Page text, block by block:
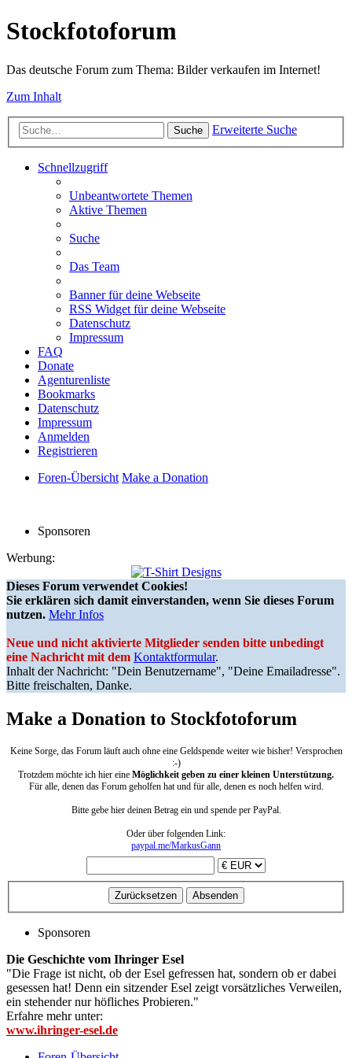
Stockfotoforum
Das deutsche Forum zum Thema: Bilder verkaufen im Internet!
Zum Inhalt
Suche Erweiterte Suche
Schnellzugriff
Unbeantwortete Themen
Aktive Themen
Suche
Das Team
Banner für deine Webseite
RSS Widget für deine Webseite
Datenschutz
Impressum
FAQ
Donate
Agenturenliste
Bookmarks
Datenschutz
Impressum
Anmelden
Registrieren
Foren-Übersicht Make a Donation
Sponsoren
Werbung:
Dieses Forum verwendet Cookies!
Sie erklären sich damit einverstanden, wenn Sie dieses Forum
nutzen. Mehr Infos
Neue und nicht aktivierte Mitglieder senden bitte unbedingt
eine Nachricht mit dem Kontaktformular.
Inhalt der Nachricht: "Dein Benutzername", "Deine Emailadresse".
Bitte freischalten, Danke.
Make a Donation to Stockfotoforum
Keine Sorge, das Forum läuft auch ohne eine Geldspende weiter wie bisher! Versprochen
:-)
Trotzdem möchte ich hier eine Möglichkeit geben zu einer kleinen Unterstützung.
Für alle, denen das Forum geholfen hat und für alle, denen es noch helfen wird.
Bitte gebe hier deinen Betrag ein und spende per PayPal.
Oder über folgenden Link:
paypal.me/MarkusGann
Sponsoren
Die Geschichte vom Ihringer Esel
"Die Frage ist nicht, ob der Esel gefressen hat, sondern ob er dabei
gesessen hat! Denn ein sitzender Esel zeigt vorsätzliches Verweilen,
ein stehender nur höfliches Probieren."
Erfahre mehr unter:
www.ihringer-esel.de